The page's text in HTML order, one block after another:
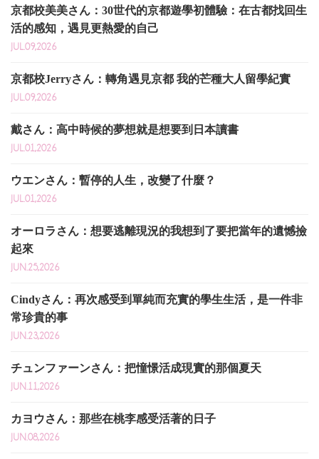
京都校美美さん：30世代的京都遊學初體驗：在古都找回生
活的感知，遇見更熱愛的自己
JUL.09,2026
京都校Jerryさん：轉角遇見京都 我的芒種大人留學紀實
JUL.09,2026
戴さん：高中時候的夢想就是想要到日本讀書
JUL.01,2026
ウエンさん：暫停的人生，改變了什麼？
JUL.01,2026
オーロラさん：想要逃離現況的我想到了要把當年的遺憾撿
起來
JUN.25,2026
Cindyさん：再次感受到單純而充實的學生生活，是一件非
常珍貴的事
JUN.23,2026
チュンファーンさん：把憧憬活成現實的那個夏天
JUN.11,2026
カヨウさん：那些在桃李感受活著的日子
JUN.08,2026